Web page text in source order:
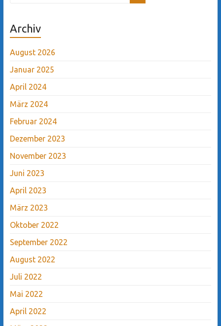
Archiv
August 2026
Januar 2025
April 2024
März 2024
Februar 2024
Dezember 2023
November 2023
Juni 2023
April 2023
März 2023
Oktober 2022
September 2022
August 2022
Juli 2022
Mai 2022
April 2022